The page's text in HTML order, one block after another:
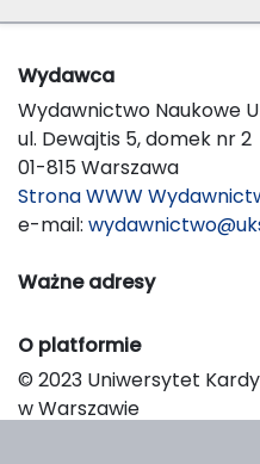
Wydawca
Wydawnictwo Naukowe
ul. Dewajtis 5, domek nr 2
01-815 Warszawa
Strona WWW
e-mail:
Ważne adresy
O platformie
© 2023 Uniwersytet
w Warszawie